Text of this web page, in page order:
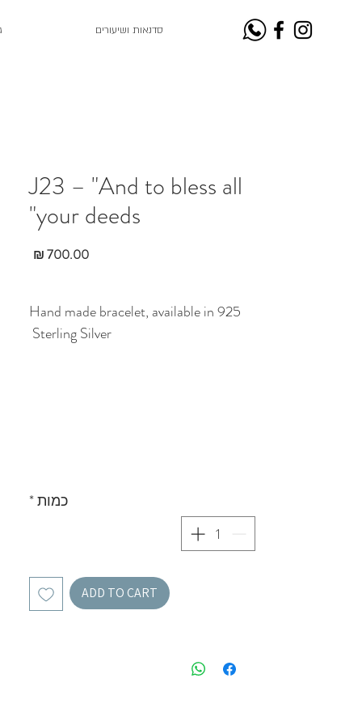
סדנאות ושיעורים
J23 – "And to bless all
your deeds"
Hand made bracelet, available in 925
Sterling Silver
כמות*
ADD TO CART